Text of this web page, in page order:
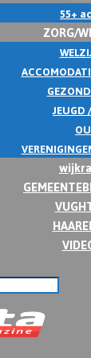
55+
ZORG/
JEUGD